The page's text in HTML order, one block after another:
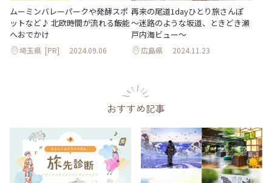
ムーミンバレーパークや発酵スポ
ットなど♪ 北欧時間が流れる飯能
へおでかけ
埼玉県 [PR] 2024.09.06
再来の尾道1dayひとり旅さんぽ
～迷路のような坂道、ときどき瀬
戸内海ビュー～
広島県 2024.11.23
おすすめ記事